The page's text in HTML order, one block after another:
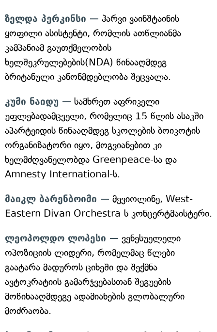
ზელდა პერკინსი — ჰარვი ვაინშტაინის
ყოფილი ასისტენტი, რომლის ათწლიანმა
კამპანიამ გაუთქმელობის
ხელშეკრულებების(NDA) წინააღმდეგ
ბრიტანული კანონმდებლობა შეცვალა.
კუმი ნაიდუ — სამხრეთ აფრიკელი
უფლებადამცველი, რომელიც 15 წლის ასაკში
აპარტეიდის წინააღმდეგ სკოლების ბოიკოტის
ორგანიზატორი იყო, მოგვიანებით კი
ხელმძღვანელობდა Greenpeace-სა და
Amnesty International-ს.
მაიკლ ბარენბოიმი — მევიოლინე, West-
Eastern Divan Orchestra-ს კონცერტმაისტერი.
ლეოპოლდო ლოპესი — ვენესუელელი
ოპოზიციის ლიდერი, რომელმაც წლები
გაატარა მადუროს ციხეში და შექმნა
ავტოკრატიის გამარჯვებასთან შეგუების
მოწინააღმდეგე ადამიანების გლობალური
მოძრაობა.